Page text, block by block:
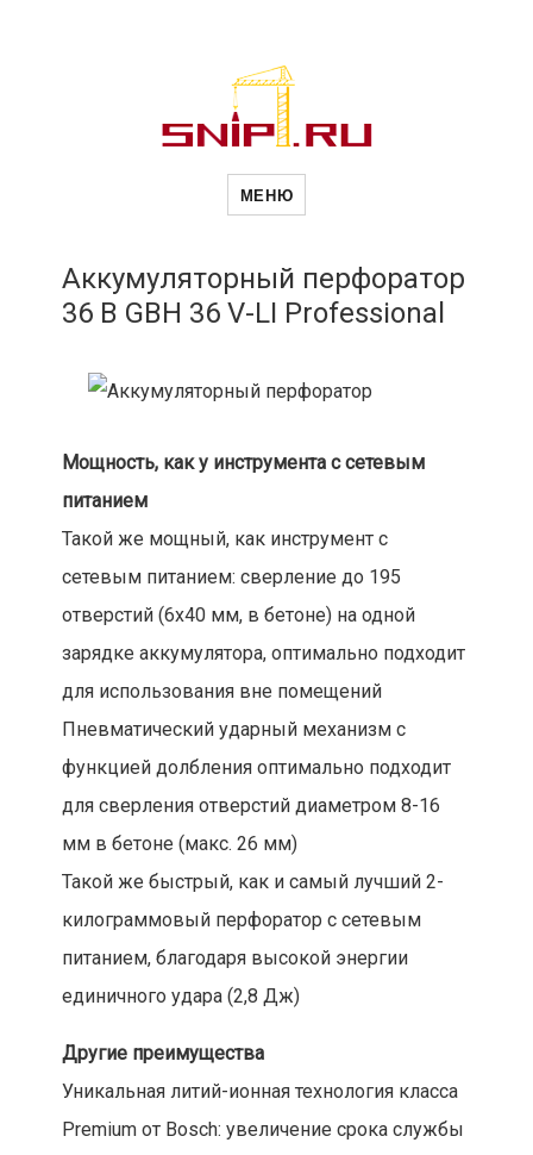
Новости
другие связанные со стройкой
рубрики
МЕНЮ
Аккумуляторный перфоратор
36 В GBH 36 V-LI Professional
Мощность, как у инструмента с сетевым
питанием
Такой же мощный, как инструмент с
сетевым питанием: сверление до 195
отверстий (6х40 мм, в бетоне) на одной
зарядке аккумулятора, оптимально подходит
для использования вне помещений
Пневматический ударный механизм с
функцией долбления оптимально подходит
для сверления отверстий диаметром 8-16
мм в бетоне (макс. 26 мм)
Такой же быстрый, как и самый лучший 2-
килограммовый перфоратор с сетевым
питанием, благодаря высокой энергии
единичного удара (2,8 Дж)
Другие преимущества
Уникальная литий-ионная технология класса
Premium от Bosch: увеличение срока службы